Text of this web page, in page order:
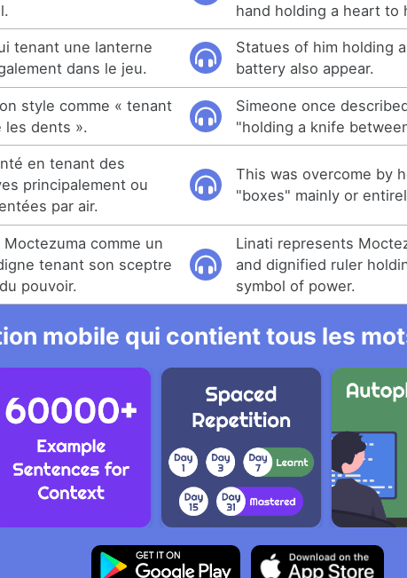
hand holding a heart to
tenant une lanterne
dans le jeu.
Statues of him holding
battery also appear.
style comme « tenant
les dents ».
Simeone once
"holding a knife
en tenant des
principalement ou
par air.
This was overcome by
"boxes" mainly or
comme un
tenant son sceptre
pouvoir.
Linati represents
and dignified ruler
symbol of power.
mobile qui contient tous les